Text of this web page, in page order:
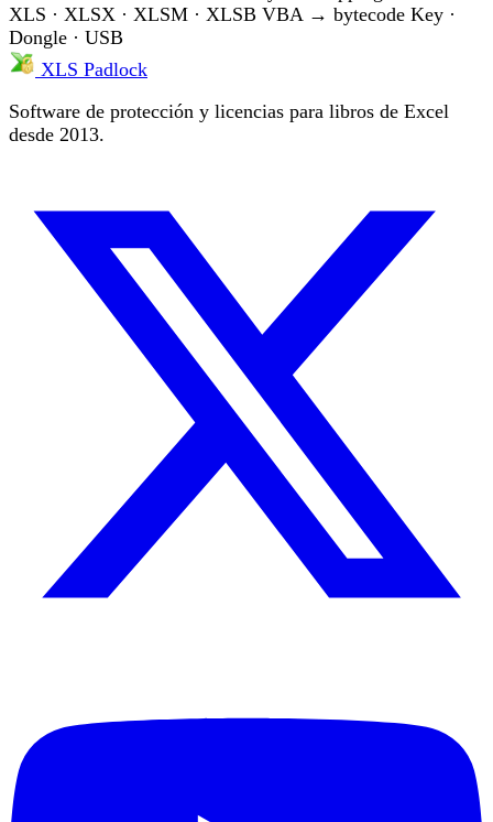
XLS · XLSX · XLSM · XLSB VBA → bytecode Key ·
Dongle · USB
XLS Padlock
Software de protección y licencias para libros de Excel
desde 2013.